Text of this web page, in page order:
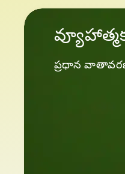
ప్రధాన
BL మెషినరీ లోన్